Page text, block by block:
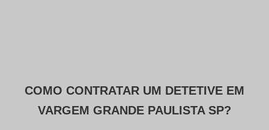
COMO CONTRATAR UM DETETIVE EM
VARGEM GRANDE PAULISTA SP?